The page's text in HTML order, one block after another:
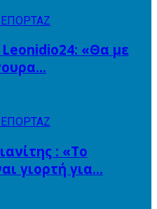
«Θα με
: «Το
γιορτή για…